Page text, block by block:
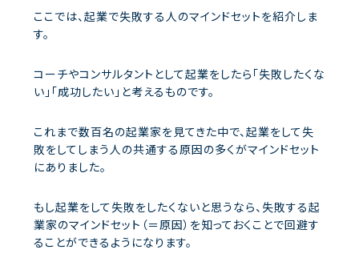
ここでは、起業で失敗する人のマインドセットを紹介しま
す。
コーチやコンサルタントとして起業をしたら「失敗したくな
い」「成功したい」と考えるものです。
これまで数百名の起業家を見てきた中で、起業をして失
敗をしてしまう人の共通する原因の多くがマインドセット
にありました。
もし起業をして失敗をしたくないと思うなら、失敗する起
業家のマインドセット（＝原因）を知っておくことで回避す
ることができるようになります。